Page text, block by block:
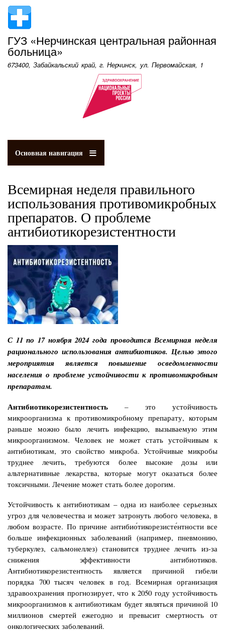
содержанию
ГУЗ «Нерчинская центральная районная
больница»
673400, Забайкальский край, г. Нерчинск, ул. Первомайская, 1
Основная навигация
Всемирная неделя правильного
использования противомикробных
препаратов. О проблеме
антибиотикорезистентности
С 11 по 17 ноября 2024 года проводится Всемирная неделя
рационального использования антибиотиков. Целью этого
мероприятия является повышение осведомленности
населения о проблеме устойчивости к противомикробным
препаратам.
Антибиотикорезистентность – это устойчивость
микроорганизма к противомикробному препарату, которым
раньше можно было лечить инфекцию, вызываемую этим
микроорганизмом. Человек не может стать устойчивым к
антибиотикам, это свойство микроба. Устойчивые микробы
труднее лечить, требуются более высокие дозы или
альтернативные лекарства, которые могут оказаться более
токсичными. Лечение может стать более дорогим.
Устойчивость к антибиотикам – одна из наиболее серьезных
угроз для человечества и может затронуть любого человека, в
любом возрасте. По причине антибио́тикорезисте́нтности все
больше инфекционных заболеваний (например, пневмонию,
туберкулез, сальмонеллез) становится труднее лечить из-за
снижения эффективности антибиотиков.
Антибиотикорезистентность является причиной гибели
порядка 700 тысяч человек в год. Всемирная организация
здравоохранения прогнозирует, что к 2050 году устойчивость
микроорганизмов к антибиотикам будет являться причиной 10
миллионов смертей ежегодно и превысит смертность от
онкологических заболеваний.